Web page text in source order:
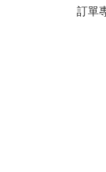
訂單